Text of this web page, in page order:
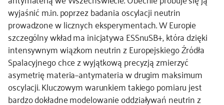
wyjaśnić m.in. poprzez badania oscylacji neutrin
prowadzone w licznych eksperymentach. W Europie
szczególny wkład ma inicjatywa ESSnuSB+, która dzięki
intensywnym wiązkom neutrin z Europejskiego Źródła
Spalacyjnego chce z wyjątkową precyzją zmierzyć
asymetrię materia–antymateria w drugim maksimum
oscylacji. Kluczowym warunkiem takiego pomiaru jest
bardzo dokładne modelowanie oddziaływań neutrin z